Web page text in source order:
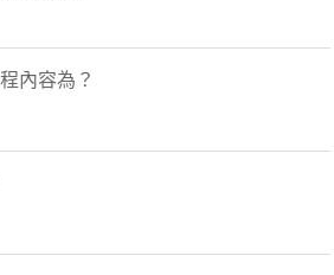
內容為？